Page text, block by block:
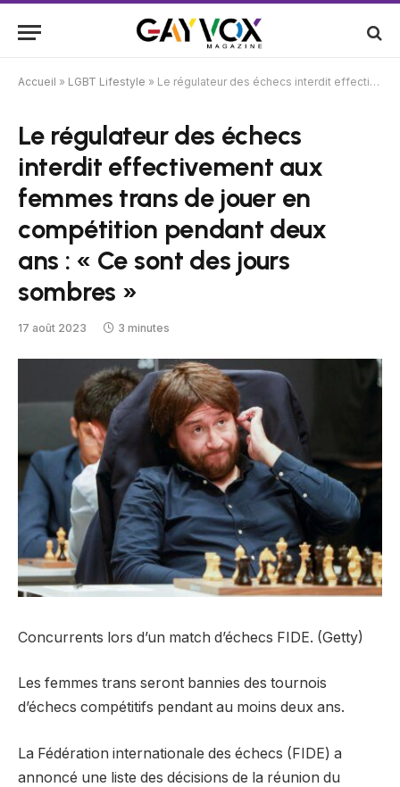
Accueil » LGBT Lifestyle » Le régulateur des échecs interdit effectivement aux femmes trans de jouer en compétition pendant deux ans : « Ce sont des jours sombres »
Le régulateur des échecs
interdit effectivement aux
femmes trans de jouer en
compétition pendant deux
ans : « Ce sont des jours
sombres »
17 août 2023 3 minutes
Concurrents lors d’un match d’échecs FIDE. (Getty)
Les femmes trans seront bannies des tournois
d’échecs compétitifs pendant au moins deux ans.
La Fédération internationale des échecs (FIDE) a
annoncé une liste des décisions de la réunion du